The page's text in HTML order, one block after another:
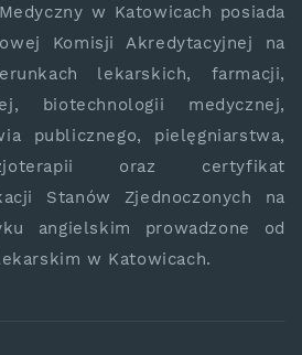
w Katowicach posiada
Komisji Akredytacyjnej na
lekarskich, farmacji,
biotechnologii medycznej,
publicznego, pielęgniarstwa,
oraz certyfikat
Stanów Zjednoczonych na
angielskim prowadzone od
w Katowicach.